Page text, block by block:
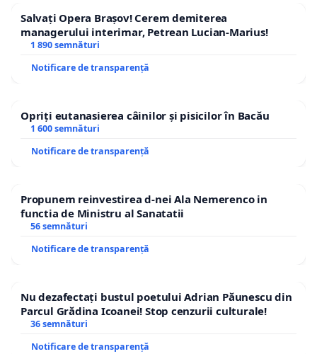
Salvați Opera Brașov! Cerem demiterea
managerului interimar, Petrean Lucian-Marius!
1 890 semnături
Notificare de transparență
Opriți eutanasierea câinilor și pisicilor în Bacău
1 600 semnături
Notificare de transparență
Propunem reinvestirea d-nei Ala Nemerenco in
functia de Ministru al Sanatatii
56 semnături
Notificare de transparență
Nu dezafectați bustul poetului Adrian Păunescu din
Parcul Grădina Icoanei! Stop cenzurii culturale!
36 semnături
Notificare de transparență